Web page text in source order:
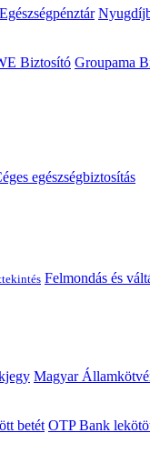
Egészségpénztár
Biztosító Groupama
egészségbiztosítás
Felmondás és
Magyar
betét OTP Bank